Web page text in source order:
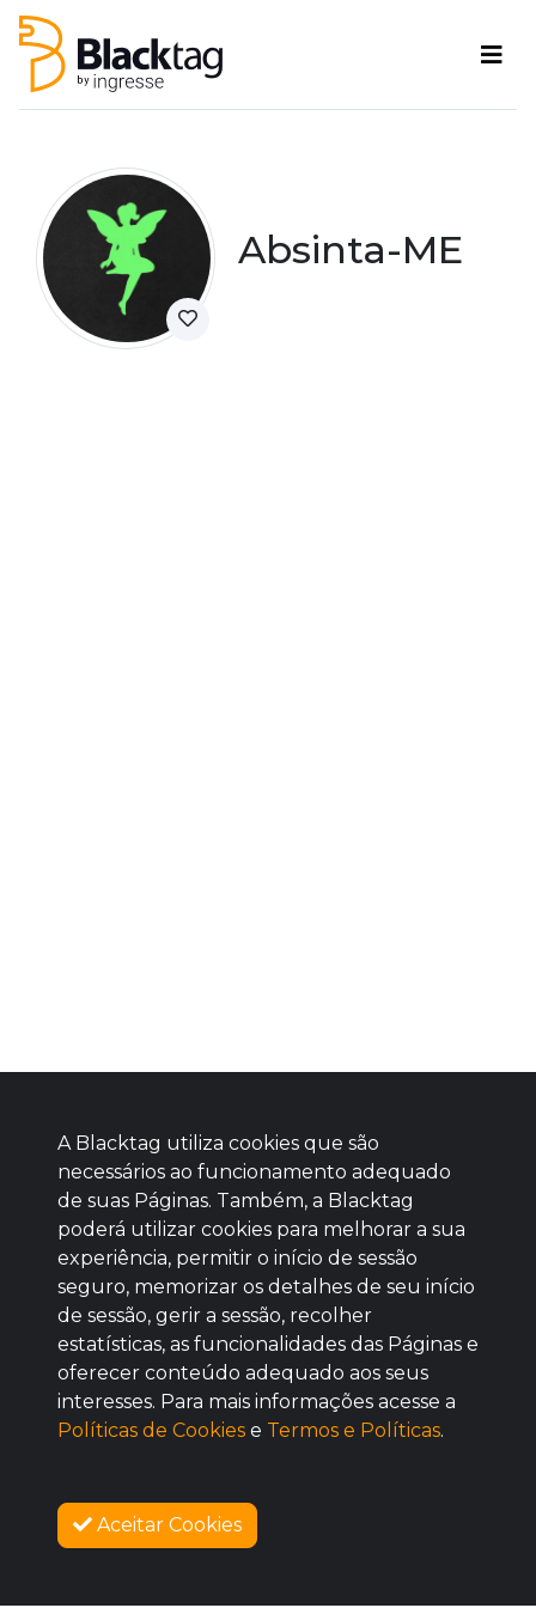
Absinta-ME
Baixe agora nosso app
SOBRE NÓS
A Blacktag utiliza cookies que são
necessários ao funcionamento adequado
de suas Páginas. Também, a Blacktag
poderá utilizar cookies para melhorar a sua
experiência, permitir o início de sessão
seguro, memorizar os detalhes de seu início
de sessão, gerir a sessão, recolher
estatísticas, as funcionalidades das Páginas e
oferecer conteúdo adequado aos seus
interesses. Para mais informações acesse a
Políticas de Cookies e Termos e Políticas.
Aceitar Cookies